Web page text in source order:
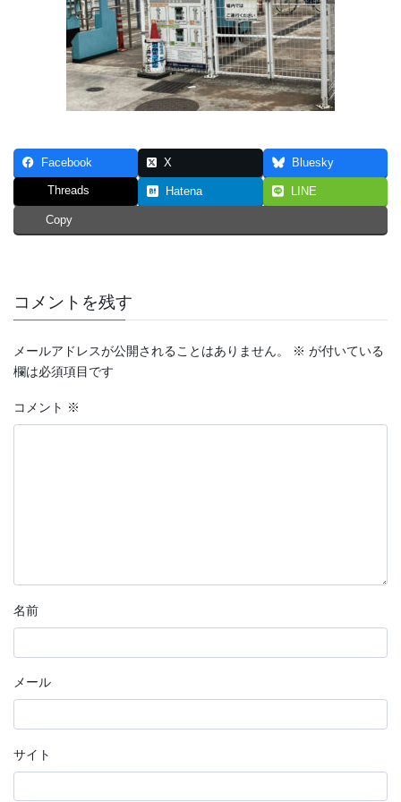
Facebook X Bluesky
Threads Hatena LINE
Copy
コメントを残す
メールアドレスが公開されることはありません。 ※ が付いている
欄は必須項目です
コメント ※
名前
メール
サイト